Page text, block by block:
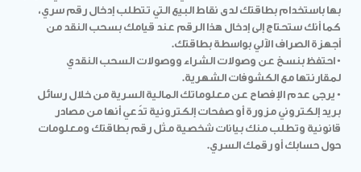
بها باستخدام بطاقتك لدى نقاط البيع التي تتطلب إدخال رقم سري،
كما أنك ستحتاج إلى إدخال هذا الرقم عند قيامك بسحب النقد من
أجهزة الصراف الآلي بواسطة بطاقتك.
• احتفظ بنسخ عن وصولات الشراء ووصولات السحب النقدي
لمقارنتها مع الكشوفات الشهرية.
• يرجى عدم الإفصاح عن معلوماتك المالية السرية من خلال رسائل
بريد إلكتروني مزورة أو صفحات إلكترونية تدّعي أنها من مصادر
قانونية وتطلب منك بيانات شخصية مثل رقم بطاقتك ومعلومات
حول حسابك أو رقمك السري.